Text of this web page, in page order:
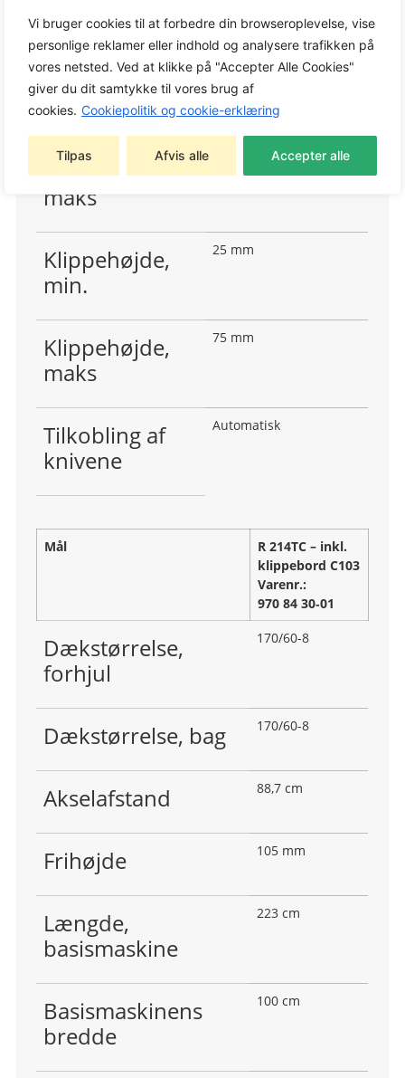
Vi bruger cookies til at forbedre din browseroplevelse, vise
personlige reklamer eller indhold og analysere trafikken på
vores netsted. Ved at klikke på "Accepter Alle Cookies"
giver du dit samtykke til vores brug af
cookies. Cookiepolitik og cookie-erklæring
Tilpas Afvis alle Accepter alle
Uklippet cirkel
Klippebredde,
min.
103 cm
Klippebredde,
maks
Klippehøjde,
min.
25 mm
Klippehøjde,
maks
75 mm
Tilkobling af
knivene
Automatisk
Mål
R 214TC – inkl.
klippebord C103
Varenr.:
970 84 30‑01
Dækstørrelse,
forhjul
170/60-8
Dækstørrelse, bag 170/60-8
Akselafstand 88,7 cm
Frihøjde 105 mm
Længde,
basismaskine
223 cm
Basismaskinens
bredde
100 cm